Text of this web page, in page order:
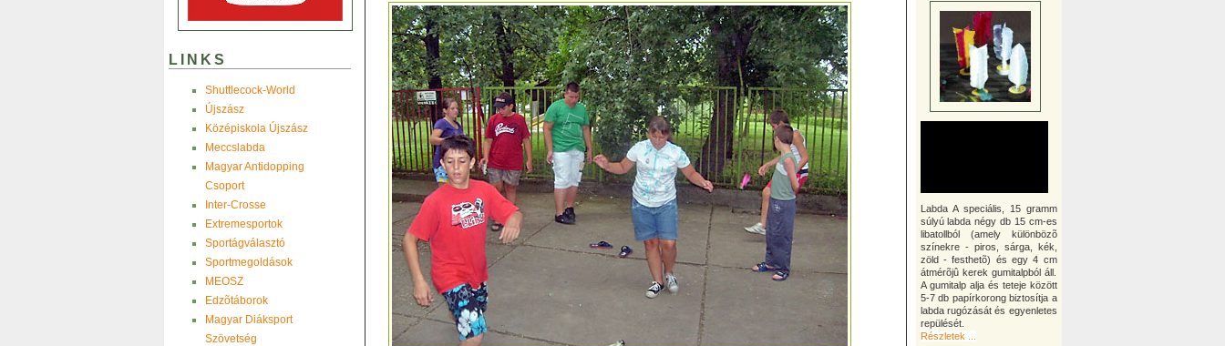
LINKS
Shuttlecock-World
Újszász
Középiskola Újszász
Meccslabda
Magyar Antidopping
Csoport
Inter-Crosse
Extremesportok
Sportágválasztó
Sportmegoldások
MEOSZ
Edzõtáborok
Magyar Diáksport
Szövetség
Labda A speciális, 15 gramm
súlyú labda négy db 15 cm-es
libatollból (amely különbözõ
színekre - piros, sárga, kék,
zöld - festhetõ) és egy 4 cm
átmérõjû kerek gumitalpból áll.
A gumitalp alja és teteje között
5-7 db papírkorong biztosítja a
labda rugózását és egyenletes
repülését.
Részletek ...